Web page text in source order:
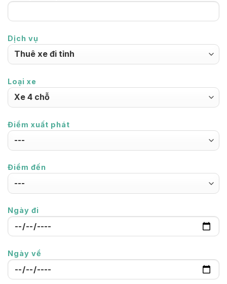
Dịch vụ
Loại xe
Điểm xuất phát
Điểm đến
Ngày đi
Ngày về